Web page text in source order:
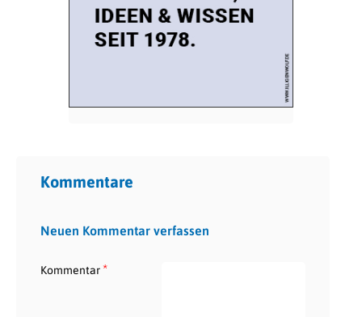
Kommentare
Neuen Kommentar verfassen
Kommentar*